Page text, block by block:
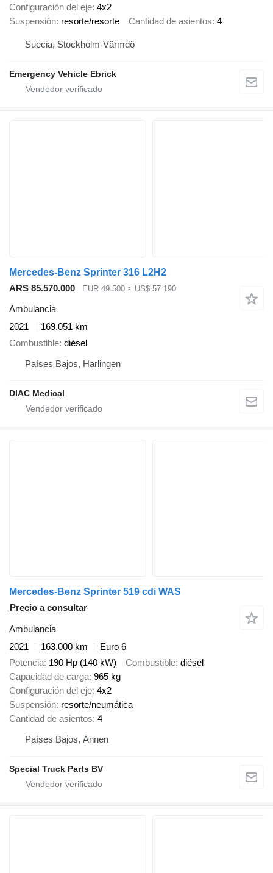
Configuración del eje 4x2
Suspensión resorte/resorte Cantidad de asientos 4
Suecia, Stockholm-Värmdö
Emergency Vehicle Ebrick
Mercedes-Benz Sprinter 316 L2H2
ARS 85.570.000
EUR 49.500 ≈ US$ 57.190
Ambulancia
2021
169.051 km
Combustible diésel
Países Bajos, Harlingen
DIAC Medical
Mercedes-Benz Sprinter 519 cdi WAS
Precio a consultar
Ambulancia
2021
163.000 km
Euro 6
Potencia 190 Hp (140 kW) Combustible diésel
Capacidad de carga 965 kg
Configuración del eje 4x2
Suspensión resorte/neumática
Cantidad de asientos 4
Países Bajos, Annen
Special Truck Parts BV